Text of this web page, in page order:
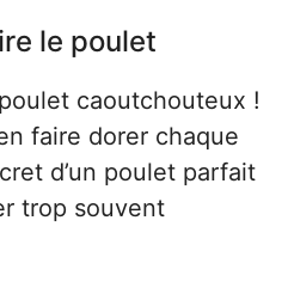
le poulet
caoutchouteux !
faire dorer chaque
d’un poulet parfait
trop souvent